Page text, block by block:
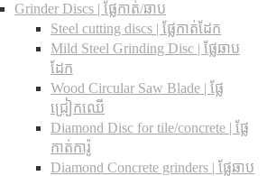
Grinder Discs |​ ផ្លែកាត់/ឆាប
Steel cutting discs |​ ផ្លែកាត់ដែក
Mild Steel Grinding Disc | ផ្លែឆាប
ដែក
Wood Circular Saw Blade | ផ្លែ
ជ្រៀកឈើ
Diamond Disc for tile/concrete​ | ផ្លែ
កាត់ការ៉ូ
Diamond Concrete grinders | ផ្លែឆាប